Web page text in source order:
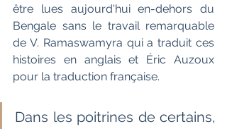
être lues aujourd'hui en-dehors du
Bengale sans le travail remarquable
de V. Ramaswamyra qui a traduit ces
histoires en anglais et Éric Auzoux
pour la traduction française.
Dans les poitrines de certains,